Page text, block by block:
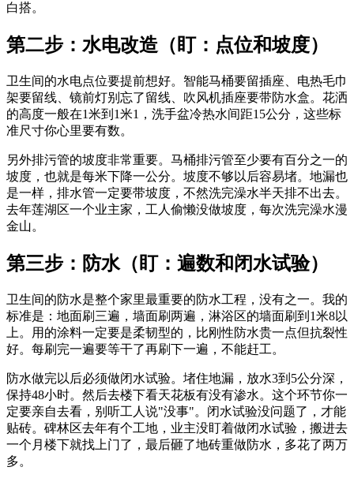
白搭。
第二步：水电改造（盯：点位和坡度）
卫生间的水电点位要提前想好。智能马桶要留插座、电热毛巾
架要留线、镜前灯别忘了留线、吹风机插座要带防水盒。花洒
的高度一般在1米到1米1，洗手盆冷热水间距15公分，这些标
准尺寸你心里要有数。
另外排污管的坡度非常重要。马桶排污管至少要有百分之一的
坡度，也就是每米下降一公分。坡度不够以后容易堵。地漏也
是一样，排水管一定要带坡度，不然洗完澡水半天排不出去。
去年莲湖区一个业主家，工人偷懒没做坡度，每次洗完澡水漫
金山。
第三步：防水（盯：遍数和闭水试验）
卫生间的防水是整个家里最重要的防水工程，没有之一。我的
标准是：地面刷三遍，墙面刷两遍，淋浴区的墙面刷到1米8以
上。用的涂料一定要是柔韧型的，比刚性防水贵一点但抗裂性
好。每刷完一遍要等干了再刷下一遍，不能赶工。
防水做完以后必须做闭水试验。堵住地漏，放水3到5公分深，
保持48小时。然后去楼下看天花板有没有渗水。这个环节你一
定要亲自去看，别听工人说"没事"。闭水试验没问题了，才能
贴砖。碑林区去年有个工地，业主没盯着做闭水试验，搬进去
一个月楼下就找上门了，最后砸了地砖重做防水，多花了两万
多。